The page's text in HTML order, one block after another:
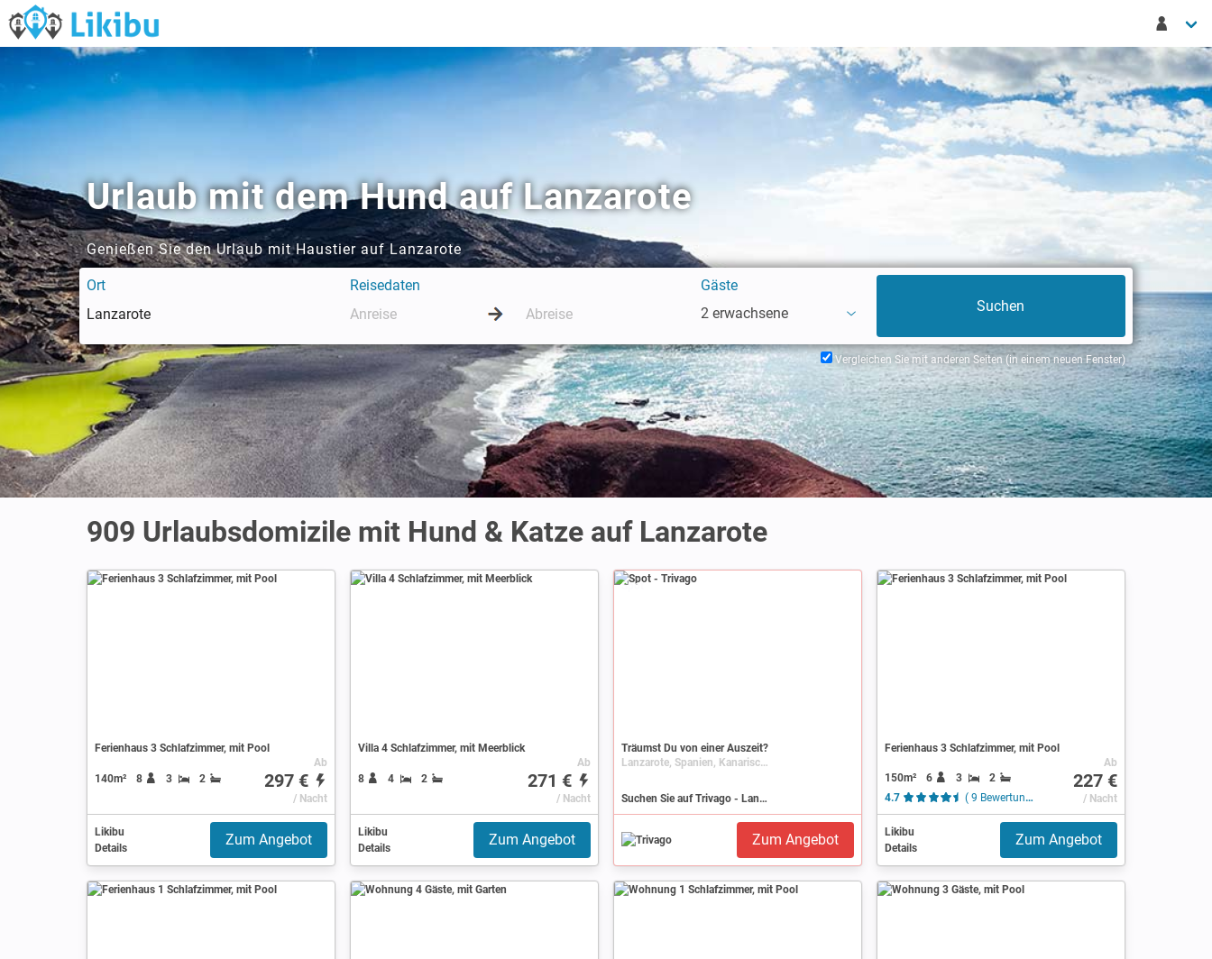
Urlaub mit dem Hund auf Lanzarote
Genießen Sie den Urlaub mit Haustier auf Lanzarote
Ort Reisedaten
Gäste
2 erwachsene
Vergleichen Sie mit anderen Seiten (in einem neuen Fenster)
909 Urlaubsdomizile mit Hund & Katze auf Lanzarote
Ferienhaus 3 Schlafzimmer, mit Pool
140m² 8 3 2
Ab
297 €
/ Nacht
Likibu
Details
Zum Angebot
Villa 4 Schlafzimmer, mit Meerblick
8 4 2
Ab
271 €
/ Nacht
Likibu
Details
Zum Angebot
Spot
Träumst Du von einer Auszeit?
Lanzarote, Spanien, Kanarische Inseln
Suchen Sie auf Trivago - Lanzarote
Zum Angebot
Ferienhaus 3 Schlafzimmer, mit Pool
150m² 6 3
2
4.7
( 9 Bewertungen )
Ab
227 €
/ Nacht
Likibu
Details
Zum Angebot